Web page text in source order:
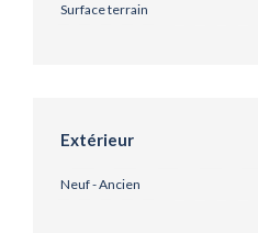
Surface terrain
Extérieur
Neuf - Ancien